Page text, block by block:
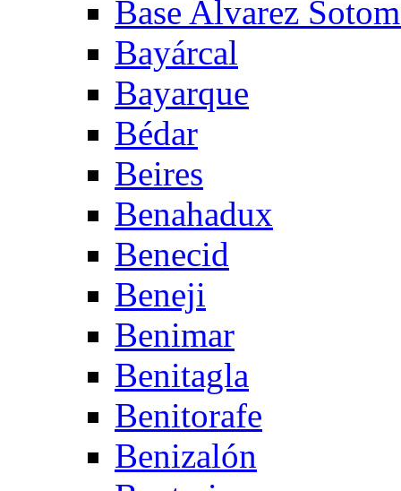
Base Alvarez
Bayárcal
Bayarque
Bédar
Beires
Benahadux
Benecid
Beneji
Benimar
Benitagla
Benitorafe
Benizalón